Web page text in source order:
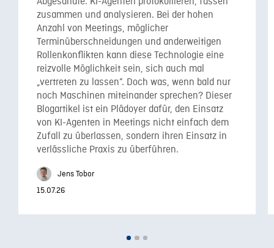
zusammen und analysieren. Bei der hohen
Anzahl von Meetings, möglicher
Terminüberschneidungen und anderweitigen
Rollenkonflikten kann diese Technologie eine
reizvolle Möglichkeit sein, sich auch mal
„vertreten zu lassen”. Doch was, wenn bald nur
noch Maschinen miteinander sprechen? Dieser
Blogartikel ist ein Plädoyer dafür, den Einsatz
von KI-Agenten in Meetings nicht einfach dem
Zufall zu überlassen, sondern ihren Einsatz in
verlässliche Praxis zu überführen.
Jens Tobor
15.07.26